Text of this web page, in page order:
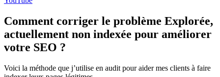
Comment corriger le problème Explorée,
actuellement non indexée pour améliorer
votre SEO ?
Voici la méthode que j’utilise en audit pour aider mes clients à faire